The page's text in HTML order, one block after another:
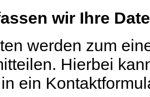
wir Ihre
werden zum
Hierbei
ein